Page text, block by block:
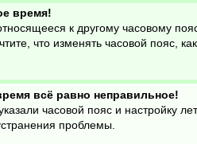
время!
к другому часовому
что изменять часовой пояс,
всё равно неправильное!
часовой пояс и настройку
проблемы.